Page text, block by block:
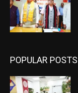
POPULAR POSTS